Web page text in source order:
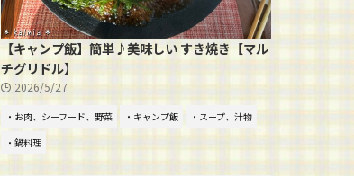
【キャンプ飯】簡単♪美味しい すき焼き【マル
チグリドル】
2026/5/27
・お肉、シーフード、野菜 ・キャンプ飯
・スープ、汁物
・鍋料理